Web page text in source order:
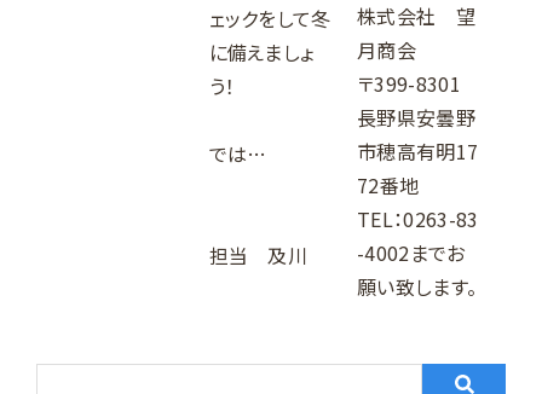
ェックをして冬
に備えましょ
う！
では…
担当 及川
株式会社 望
月商会
〒399-8301
長野県安曇野
市穂高有明17
72番地
TEL：0263-83
-4002までお
願い致します。